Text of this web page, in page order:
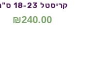
קריסטל 18-23 ס"מ
₪240.00